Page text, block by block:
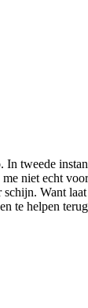
In tweede
niet echt
Want
te helpen